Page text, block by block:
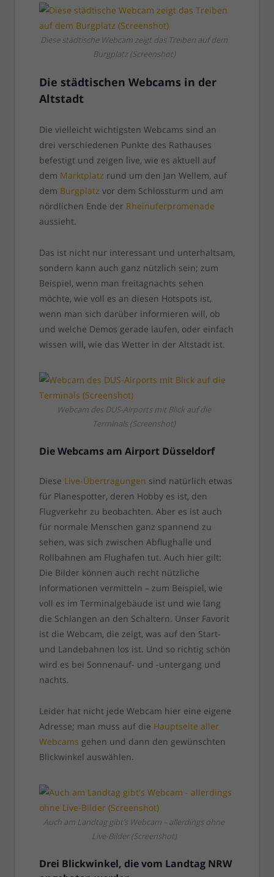
Diese städtische Webcam zeigt das Treiben auf dem
Burgplatz (Screenshot)
Die städtischen Webcams in der
Altstadt
Die vielleicht wichtigsten Webcams sind an
drei verschiedenen Punkte des Rathauses
befestigt und zeigen live, wie es aktuell auf
dem Marktplatz rund um den Jan Wellem, auf
dem Burgplatz vor dem Schlossturm und am
nördlichen Ende der Rheinuferpromenade
aussieht.
Das ist nicht nur interessant und unterhaltsam,
sondern kann auch ganz nützlich sein; zum
Beispiel, wenn man freitagnachts sehen
möchte, wie voll es an diesen Hotspots ist,
wenn man sich darüber informieren will, ob
und welche Demos gerade laufen, oder einfach
wissen will, wie das Wetter in der Altstadt ist.
Webcam des DUS-Airports mit Blick auf die
Terminals (Screenshot)
Die Webcams am Airport Düsseldorf
Diese Live-Übertragungen sind natürlich etwas
für Planespotter, deren Hobby es ist, den
Flugverkehr zu beobachten. Aber es ist auch
für normale Menschen ganz spannend zu
sehen, was sich zwischen Abflughalle und
Rollbahnen am Flughafen tut. Auch hier gilt:
Die Bilder können auch recht nützliche
Informationen vermitteln – zum Beispiel, wie
voll es im Terminalgebäude ist und wie lang
die Schlangen an den Schaltern. Unser Favorit
ist die Webcam, die zeigt, was auf den Start-
und Landebahnen los ist. Und so richtig schön
wird es bei Sonnenauf- und -untergang und
nachts.
Leider hat nicht jede Webcam hier eine eigene
Adresse; man muss auf die Hauptseite aller
Webcams gehen und dann den gewünschten
Blickwinkel auswählen.
Auch am Landtag gibt’s Webcam – allerdings ohne
Live-Bilder (Screenshot)
Drei Blickwinkel, die vom Landtag NRW